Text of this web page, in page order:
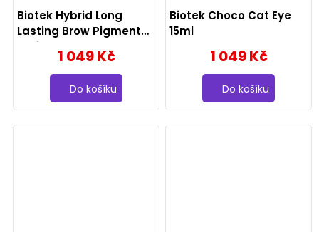
Biotek Hybrid Long
Lasting Brow Pigment
Spritz 15ml1 049 Kč
Do košíku
Biotek Choco Cat Eye
15ml
1 049 Kč
Do košíku